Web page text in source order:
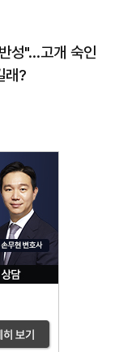
성"…고개 숙인
래?